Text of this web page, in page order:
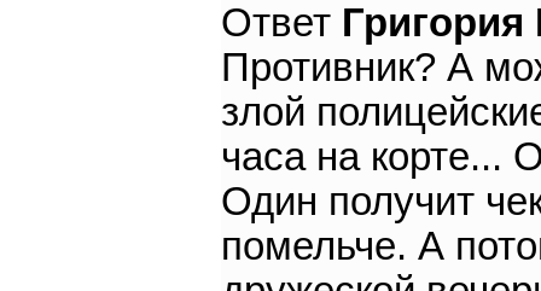
Ответ
Противник? А
злой
часа на корте...
Один получит
помельче. А